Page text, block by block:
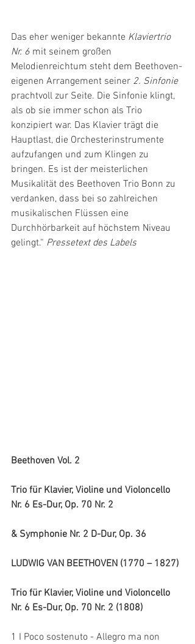
Das eher weniger bekannte Klaviertrio
Nr. 6 mit seinem großen
Melodienreichtum steht dem Beethoven-
eigenen Arrangement seiner 2. Sinfonie
prachtvoll zur Seite. Die Sinfonie klingt,
als ob sie immer schon als Trio
konzipiert war. Das Klavier trägt die
Hauptlast, die Orchesterinstrumente
aufzufangen und zum Klingen zu
bringen. Es ist der meisterlichen
Musikalität des Beethoven Trio Bonn zu
verdanken, dass bei so zahlreichen
musikalischen Flüssen eine
Durchhörbarkeit auf höchstem Niveau
gelingt.“ Pressetext des Labels
Beethoven Vol. 2
Trio für Klavier, Violine und Violoncello
Nr. 6 Es-Dur, Op. 70 Nr. 2
& Symphonie Nr. 2 D-Dur, Op. 36
LUDWIG VAN BEETHOVEN (1770 – 1827)
Trio für Klavier, Violine und Violoncello
Nr. 6 Es-Dur, Op. 70 Nr. 2 (1808)
1 I Poco sostenuto - Allegro ma non